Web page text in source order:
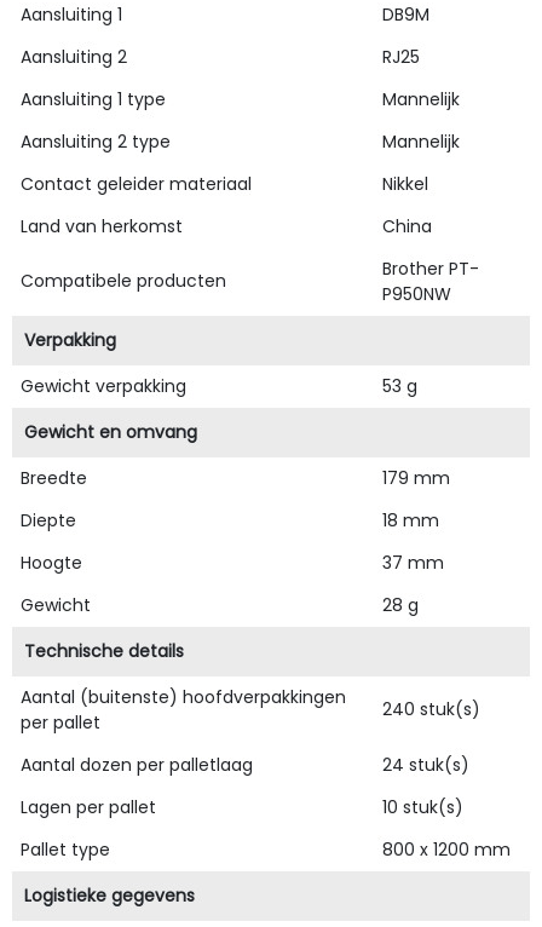
Aansluiting 1
DB9M
Aansluiting 2
RJ25
Aansluiting 1 type
Mannelijk
Aansluiting 2 type
Mannelijk
Contact geleider materiaal
Nikkel
Land van herkomst
China
Compatibele producten
Brother PT-
P950NW
Verpakking
Gewicht verpakking
53 g
Gewicht en omvang
Breedte
179 mm
Diepte
18 mm
Hoogte
37 mm
Gewicht
28 g
Technische details
Aantal (buitenste) hoofdverpakkingen
per pallet
240 stuk(s)
Aantal dozen per palletlaag
24 stuk(s)
Lagen per pallet
10 stuk(s)
Pallet type
800 x 1200 mm
Logistieke gegevens